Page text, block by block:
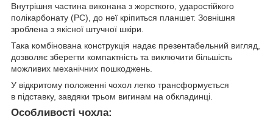
Внутрішня частина виконана з жорсткого, ударостійкого
полікарбонату (PC), до неї кріпиться планшет. Зовнішня
зроблена з якісної штучної шкіри.
Така комбінована конструкція надає презентабельний вигляд,
дозволяє зберегти компактність та виключити більшість
можливих механічних пошкоджень.
У відкритому положенні чохол легко трансформується
в підставку, завдяки трьом вигинам на обкладинці.
Особливості чохла: